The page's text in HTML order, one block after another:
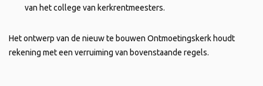
van het college van kerkrentmeesters.
Het ontwerp van de nieuw te bouwen Ontmoetingskerk houdt
rekening met een verruiming van bovenstaande regels.